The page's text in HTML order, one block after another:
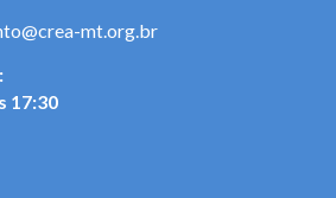
mt.org.br
17:30